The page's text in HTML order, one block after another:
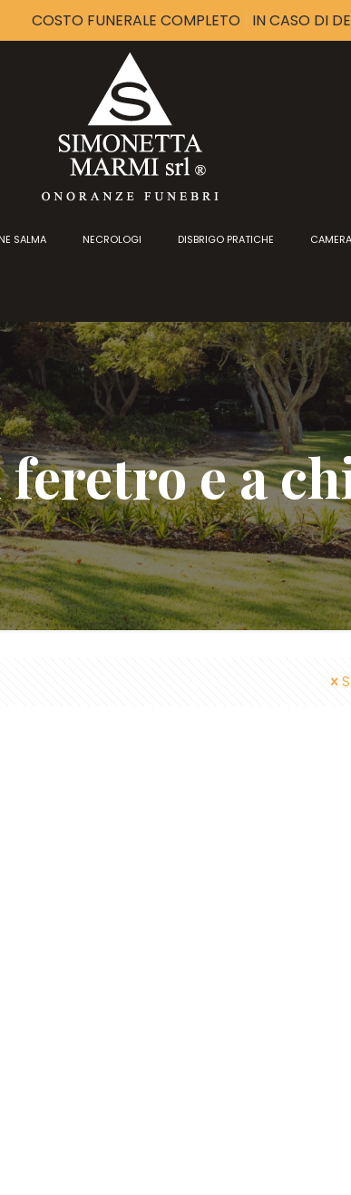
COSTO FUNERALE COMPLETO IN CASO DI
SALMA NECROLOGI DISBRIGO PRATICHE
e a